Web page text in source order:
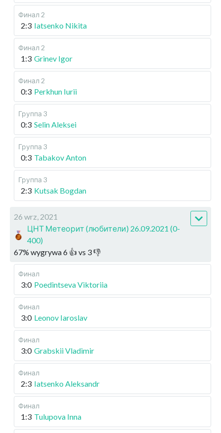
Финал 2
2:3 Iatsenko Nikita
Финал 2
1:3 Grinev Igor
Финал 2
0:3 Perkhun Iurii
Группа 3
0:3 Selin Aleksei
Группа 3
0:3 Tabakov Anton
Группа 3
2:3 Kutsak Bogdan
26 wrz, 2021
ЦНТ Метеорит (любители) 26.09.2021 (0-
400)
67% wygrywa6 👍 vs 3👎
Финал
3:0 Poedintseva Viktoriia
Финал
3:0 Leonov Iaroslav
Финал
3:0 Grabskii Vladimir
Финал
2:3 Iatsenko Aleksandr
Финал
1:3 Tulupova Inna